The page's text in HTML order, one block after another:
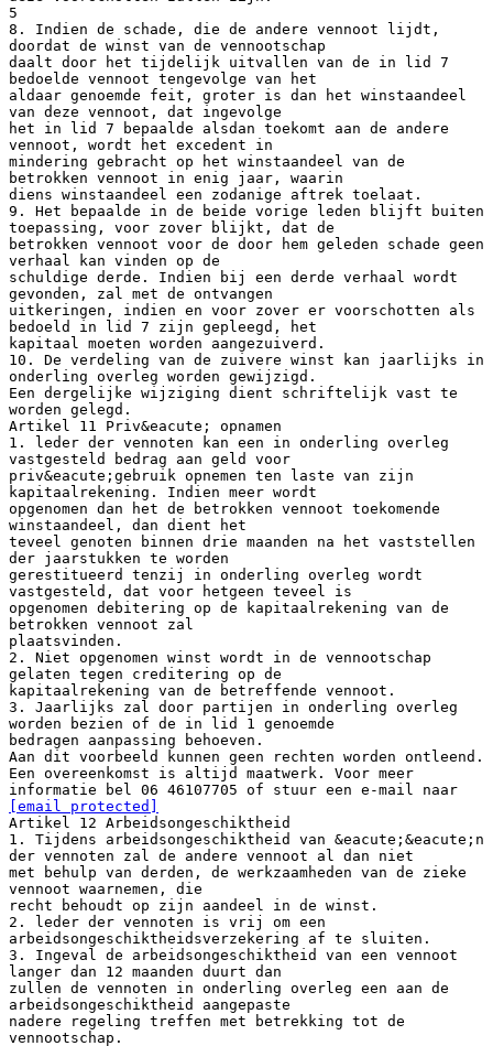
5
8. Indien de schade, die de andere vennoot lijdt,
doordat de winst van de vennootschap
daalt door het tijdelijk uitvallen van de in lid 7
bedoelde vennoot tengevolge van het
aldaar genoemde feit, groter is dan het winstaandeel
van deze vennoot, dat ingevolge
het in lid 7 bepaalde alsdan toekomt aan de andere
vennoot, wordt het excedent in
mindering gebracht op het winstaandeel van de
betrokken vennoot in enig jaar, waarin
diens winstaandeel een zodanige aftrek toelaat.
9. Het bepaalde in de beide vorige leden blijft buiten
toepassing, voor zover blijkt, dat de
betrokken vennoot voor de door hem geleden schade geen
verhaal kan vinden op de
schuldige derde. Indien bij een derde verhaal wordt
gevonden, zal met de ontvangen
uitkeringen, indien en voor zover er voorschotten als
bedoeld in lid 7 zijn gepleegd, het
kapitaal moeten worden aangezuiverd.
10. De verdeling van de zuivere winst kan jaarlijks in
onderling overleg worden gewijzigd.
Een dergelijke wijziging dient schriftelijk vast te
worden gelegd.
Artikel 11 Priv&eacute; opnamen
1. leder der vennoten kan een in onderling overleg
vastgesteld bedrag aan geld voor
priv&eacute;gebruik opnemen ten laste van zijn
kapitaalrekening. Indien meer wordt
opgenomen dan het de betrokken vennoot toekomende
winstaandeel, dan dient het
teveel genoten binnen drie maanden na het vaststellen
der jaarstukken te worden
gerestitueerd tenzij in onderling overleg wordt
vastgesteld, dat voor hetgeen teveel is
opgenomen debitering op de kapitaalrekening van de
betrokken vennoot zal
plaatsvinden.
2. Niet opgenomen winst wordt in de vennootschap
gelaten tegen creditering op de
kapitaalrekening van de betreffende vennoot.
3. Jaarlijks zal door partijen in onderling overleg
worden bezien of de in lid 1 genoemde
bedragen aanpassing behoeven.
Aan dit voorbeeld kunnen geen rechten worden ontleend.
Een overeenkomst is altijd maatwerk. Voor meer
informatie bel 06 46107705 of stuur een e-mail naar
[email protected]
Artikel 12 Arbeidsongeschiktheid
1. Tijdens arbeidsongeschiktheid van &eacute;&eacute;n
der vennoten zal de andere vennoot al dan niet
met behulp van derden, de werkzaamheden van de zieke
vennoot waarnemen, die
recht behoudt op zijn aandeel in de winst.
2. leder der vennoten is vrij om een
arbeidsongeschiktheidsverzekering af te sluiten.
3. Ingeval de arbeidsongeschiktheid van een vennoot
langer dan 12 maanden duurt dan
zullen de vennoten in onderling overleg een aan de
arbeidsongeschiktheid aangepaste
nadere regeling treffen met betrekking tot de
vennootschap.